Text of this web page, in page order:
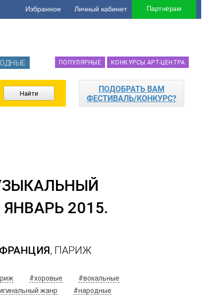
Партнёрам
Личный кабинет
Избранное
КОНКУРСЫ АРТ-ЦЕНТРА
ПОПУЛЯРНЫЕ
ПОДОБРАТЬ ВАМ
ФЕСТИВАЛЬ/КОНКУРС?
2015.
ФРАНЦИЯ, ПАРИЖ
#хоровые
#вокальные
жанр
#народные